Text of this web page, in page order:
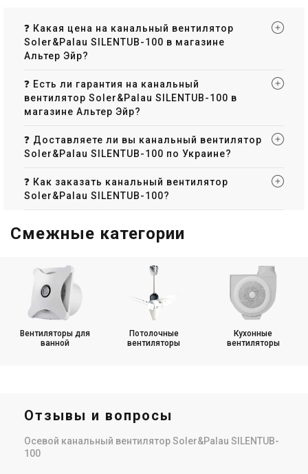
❓ Какая цена на канальный вентилятор
Soler&Palau SILENTUB-100 в магазине
Альтер Эйр?
❓ Есть ли гарантия на канальный
вентилятор Soler&Palau SILENTUB-100 в
магазине Альтер Эйр?
❓ Доставляете ли вы канальный вентилятор
Soler&Palau SILENTUB-100 по Украине?
❓ Как заказать канальный вентилятор
Soler&Palau SILENTUB-100?
Смежные категории
Вентиляторы для
ванной
Потолочные
вентиляторы
Кухонные
вентиляторы
Отзывы и вопросы
Осевой канальный вентилятор Soler&Palau SILENTUB-
100